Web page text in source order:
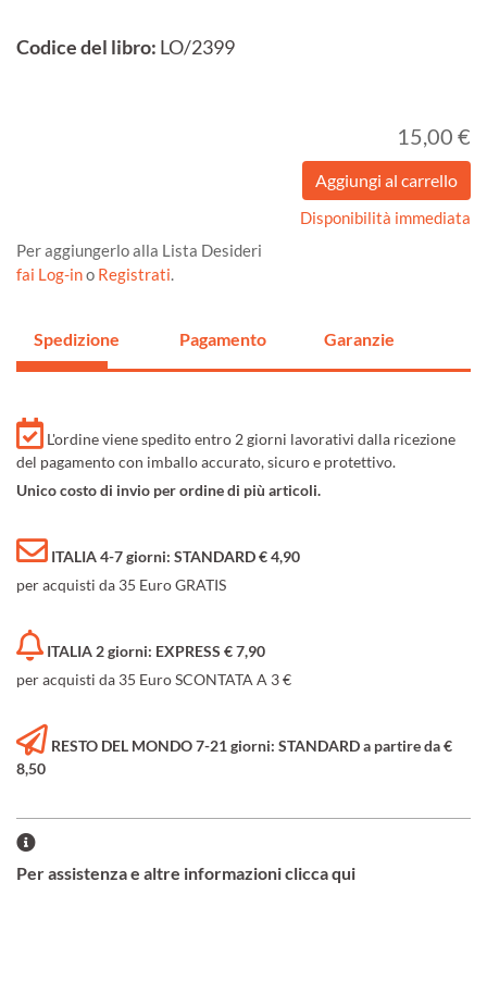
Codice del libro: LO/2399
15,00 €
Disponibilità immediata
Per aggiungerlo alla Lista Desideri
fai Log-ino Registrati.
Spedizione Pagamento Garanzie
L'ordine viene spedito entro 2 giorni lavorativi dalla ricezione
del pagamento con imballo accurato, sicuro e protettivo.
Unico costo di invio per ordine di più articoli.
ITALIA 4-7 giorni: STANDARD € 4,90
per acquisti da 35 Euro GRATIS
ITALIA 2 giorni: EXPRESS € 7,90
per acquisti da 35 Euro SCONTATA A 3 €
RESTO DEL MONDO 7-21 giorni: STANDARD a partire da €
8,50
Per assistenza e altre informazioni clicca qui